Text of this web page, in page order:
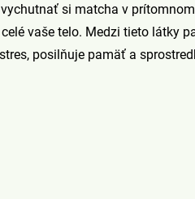
si matcha v
vaše telo. Medzi tieto látky
posilňuje pamäť a